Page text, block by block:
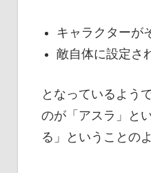
キャラクターが
敵自体に設定さ
となっているよう
のが「アスラ」と
る」ということの